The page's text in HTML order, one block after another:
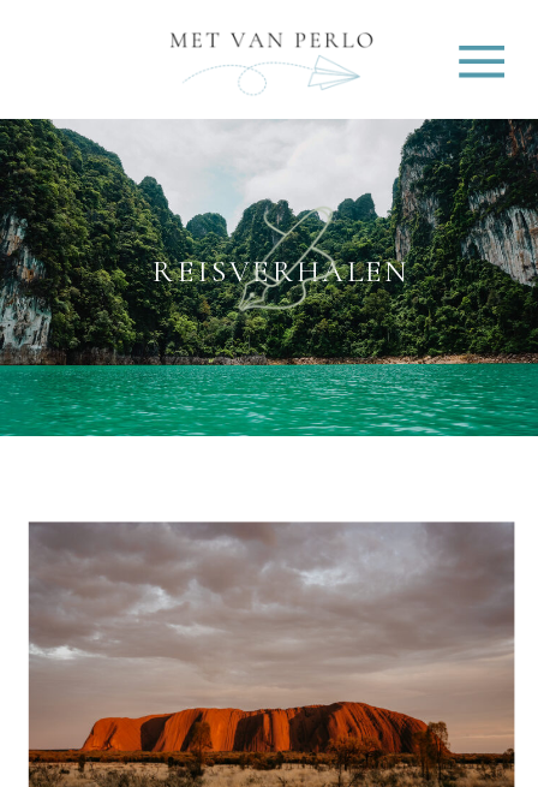
REISVERHALEN